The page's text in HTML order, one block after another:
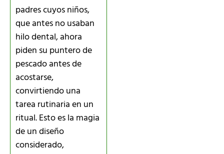
padres cuyos niños,
que antes no usaban
hilo dental, ahora
piden su puntero de
pescado antes de
acostarse,
convirtiendo una
tarea rutinaria en un
ritual. Esto es la magia
de un diseño
considerado,